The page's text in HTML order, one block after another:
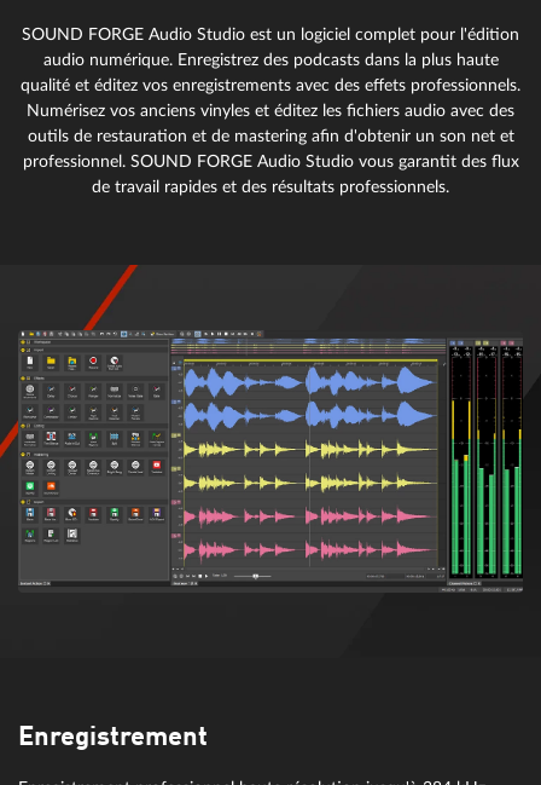
SOUND FORGE Audio Studio est un logiciel complet pour l'édition
audio numérique. Enregistrez des podcasts dans la plus haute
qualité et éditez vos enregistrements avec des effets professionnels.
Numérisez vos anciens vinyles et éditez les fichiers audio avec des
outils de restauration et de mastering afin d'obtenir un son net et
professionnel. SOUND FORGE Audio Studio vous garantit des flux
de travail rapides et des résultats professionnels.
Enregistrement